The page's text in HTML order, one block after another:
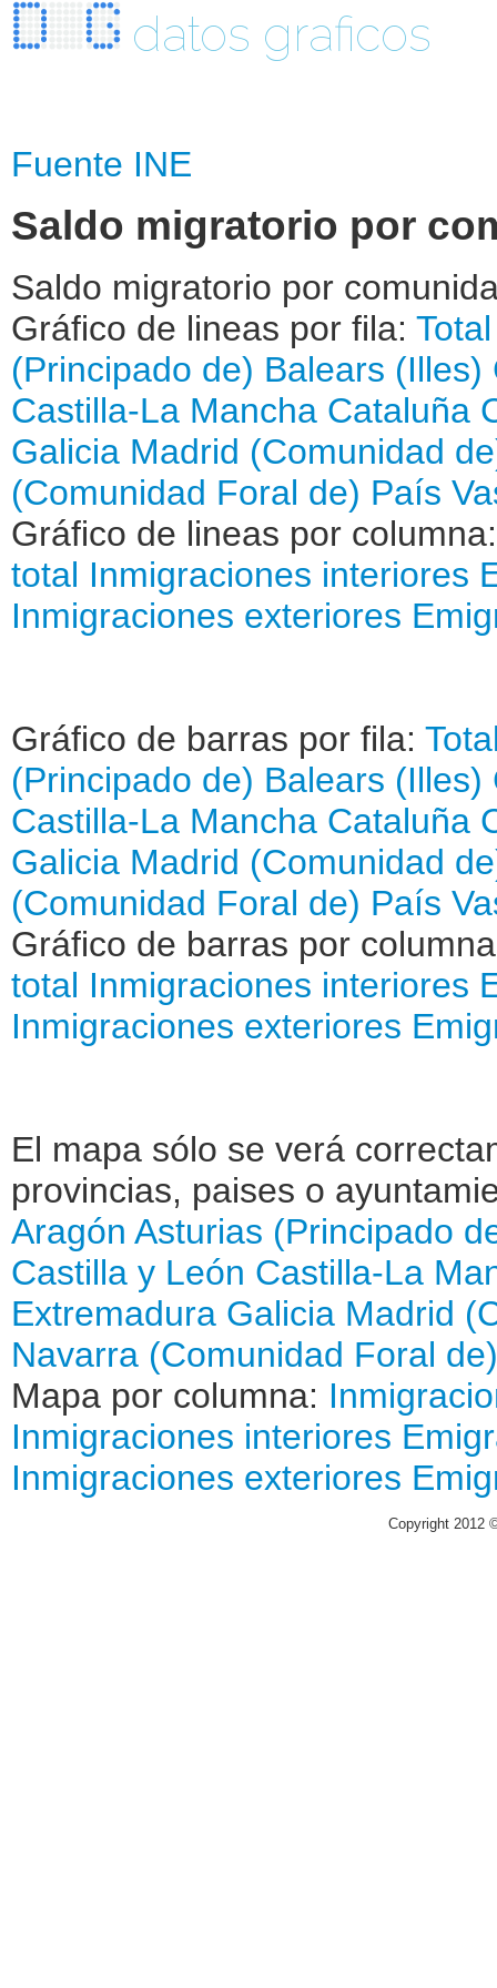
datos graficos
Fuente INE
Saldo migratorio por
Saldo migratorio por
Gráfico de lineas por fila: Total
(Principado de) Balears (Illes)
Castilla-La Mancha Cataluña
Galicia Madrid (Comunidad
(Comunidad Foral de) País
Gráfico de lineas por
total Inmigraciones interiores
Inmigraciones exteriores
Gráfico de barras por fila:
(Principado de) Balears (Illes)
Castilla-La Mancha Cataluña
Galicia Madrid (Comunidad
(Comunidad Foral de) País
Gráfico de barras por
total Inmigraciones interiores
Inmigraciones exteriores
El mapa sólo se verá
provincias, paises o
Aragón Asturias (Principado
Castilla y León Castilla-La
Extremadura Galicia Madrid
Navarra (Comunidad Foral de)
Mapa por columna:
Inmigraciones interiores
Inmigraciones exteriores
Copyright 2012